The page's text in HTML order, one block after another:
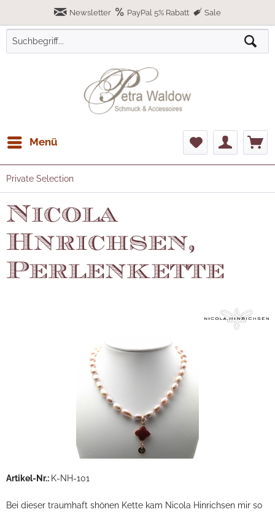
Newsletter PayPal 5% Rabatt Sale
Menü
Private Selection
Nicola
Hnrichsen,
Perlenkette
Artikel-Nr.: K-NH-101
Bei dieser traumhaft shönen Kette kam Nicola Hinrichsen mir so